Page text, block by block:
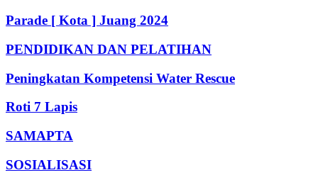
Parade [ Kota ] Juang 2024
PENDIDIKAN DAN PELATIHAN
Peningkatan Kompetensi Water Rescue
Roti 7 Lapis
SAMAPTA
SOSIALISASI